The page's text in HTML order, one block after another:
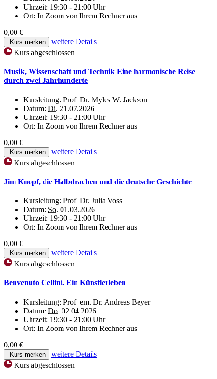
Uhrzeit: 19:30 - 21:00 Uhr
Ort: In Zoom von Ihrem Rechner aus
0,00 €
Kurs merken
weitere Details
Kurs abgeschlossen
Musik, Wissenschaft und Technik Eine harmonische Reise
durch zwei Jahrhunderte
Kursleitung: Prof. Dr. Myles W. Jackson
Datum: Di. 21.07.2026
Uhrzeit: 19:30 - 21:00 Uhr
Ort: In Zoom von Ihrem Rechner aus
0,00 €
Kurs merken
weitere Details
Kurs abgeschlossen
Jim Knopf, die Halbdrachen und die deutsche Geschichte
Kursleitung: Prof. Dr. Julia Voss
Datum: So. 01.03.2026
Uhrzeit: 19:30 - 21:00 Uhr
Ort: In Zoom von Ihrem Rechner aus
0,00 €
Kurs merken
weitere Details
Kurs abgeschlossen
Benvenuto Cellini. Ein Künstlerleben
Kursleitung: Prof. em. Dr. Andreas Beyer
Datum: Do. 02.04.2026
Uhrzeit: 19:30 - 21:00 Uhr
Ort: In Zoom von Ihrem Rechner aus
0,00 €
Kurs merken
weitere Details
Kurs abgeschlossen